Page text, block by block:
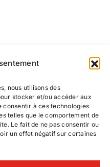
nous utilisons des
stocker et/ou accéder aux
consentir à ces technologies
telles que le comportement de
Le fait de ne pas consentir ou
un effet négatif sur certaines
nous